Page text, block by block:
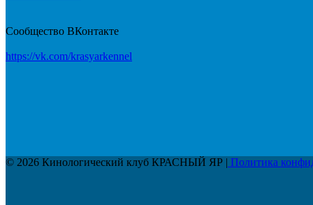
Сообщество ВКонтакте
https://vk.com/krasyarkennel
© 2026 Кинологический клуб КРАСНЫЙ ЯР | Политика